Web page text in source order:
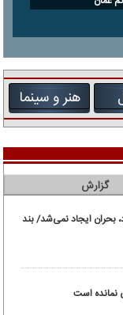
هنر و سینما
گزارش
صبر می‌کرد، بحران ایجاد نمی‌شد/ بند
نمانده است